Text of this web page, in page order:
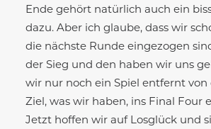
Ende gehört natürlich auch ein
dazu. Aber ich glaube, dass wir
die nächste Runde eingezogen
der Sieg und den haben wir uns
wir nur noch ein Spiel entfernt von
Ziel, was wir haben, ins Final Four
Jetzt hoffen wir auf Losglück und